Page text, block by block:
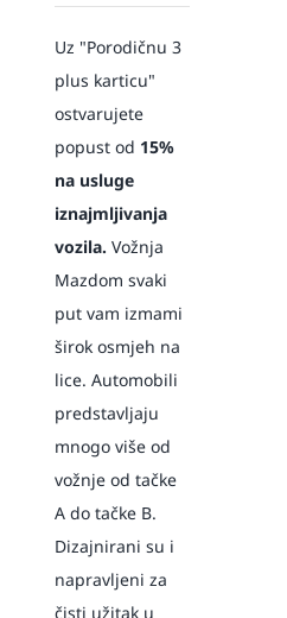
Uz "Porodičnu 3
plus karticu"
ostvarujete
popust od 15%
na usluge
iznajmljivanja
vozila. Vožnja
Mazdom svaki
put vam izmami
širok osmjeh na
lice. Automobili
predstavljaju
mnogo više od
vožnje od tačke
A do tačke B.
Dizajnirani su i
napravljeni za
čisti užitak u